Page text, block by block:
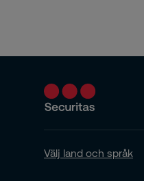
Välj land och språk